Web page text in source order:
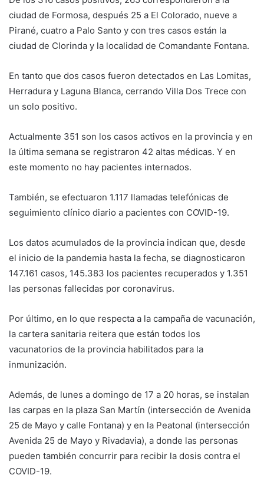
ciudad de Formosa, después 25 a El Colorado, nueve a
Pirané, cuatro a Palo Santo y con tres casos están la
ciudad de Clorinda y la localidad de Comandante Fontana.
En tanto que dos casos fueron detectados en Las Lomitas,
Herradura y Laguna Blanca, cerrando Villa Dos Trece con
un solo positivo.
Actualmente 351 son los casos activos en la provincia y en
la última semana se registraron 42 altas médicas. Y en
este momento no hay pacientes internados.
También, se efectuaron 1.117 llamadas telefónicas de
seguimiento clínico diario a pacientes con COVID-19.
Los datos acumulados de la provincia indican que, desde
el inicio de la pandemia hasta la fecha, se diagnosticaron
147.161 casos, 145.383 los pacientes recuperados y 1.351
las personas fallecidas por coronavirus.
Por último, en lo que respecta a la campaña de vacunación,
la cartera sanitaria reitera que están todos los
vacunatorios de la provincia habilitados para la
inmunización.
Además, de lunes a domingo de 17 a 20 horas, se instalan
las carpas en la plaza San Martín (intersección de Avenida
25 de Mayo y calle Fontana) y en la Peatonal (intersección
Avenida 25 de Mayo y Rivadavia), a donde las personas
pueden también concurrir para recibir la dosis contra el
COVID-19.